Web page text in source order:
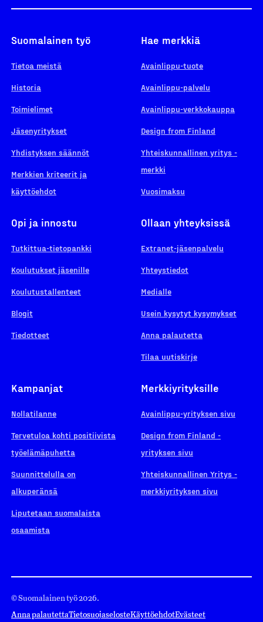
Suomalainen työ
Tietoa meistä
Historia
Toimielimet
Jäsenyritykset
Yhdistyksen säännöt
Merkkien kriteerit ja
käyttöehdot
Hae merkkiä
Avainlippu-tuote
Avainlippu-palvelu
Avainlippu-verkkokauppa
Design from Finland
Yhteiskunnallinen yritys -
merkki
Vuosimaksu
Opi ja innostu
Tutkittua-tietopankki
Koulutukset jäsenille
Koulutustallenteet
Blogit
Tiedotteet
Ollaan yhteyksissä
Extranet-jäsenpalvelu
Yhteystiedot
Medialle
Usein kysytyt kysymykset
Anna palautetta
Tilaa uutiskirje
Kampanjat
Nollatilanne
Tervetuloa kohti positiivista
työelämäpuhetta
Suunnittelulla on
alkuperänsä
Liputetaan suomalaista
osaamista
Merkkiyrityksille
Avainlippu-yrityksen sivu
Design from Finland -
yrityksen sivu
Yhteiskunnallinen Yritys -
merkkiyrityksen sivu
© Suomalainen työ 2026.
Anna palautettaTietosuojaselosteKäyttöehdotEvästeet